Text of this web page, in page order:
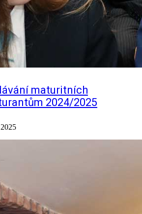
maturitních
2024/2025